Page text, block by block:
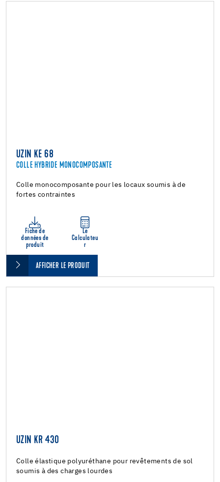
UZIN KE 68
COLLE HYBRIDE MONOCOMPOSANTE
Colle monocomposante pour les locaux soumis à de
fortes contraintes
Fiche de
données de
produit
Le
Calculateu
r
AFFICHER LE PRODUIT
UZIN KR 430
Colle élastique polyuréthane pour revêtements de sol
soumis à des charges lourdes